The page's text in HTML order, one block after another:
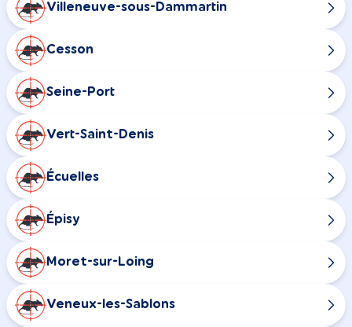
Villeneuve-sous-Dammartin
Cesson
Seine-Port
Vert-Saint-Denis
Écuelles
Épisy
Moret-sur-Loing
Veneux-les-Sablons